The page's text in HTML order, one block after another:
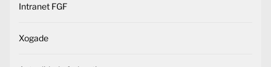
Intranet FGF
Xogade